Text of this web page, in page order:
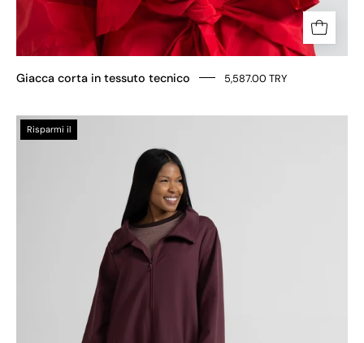
Giacca corta in tessuto tecnico 5,587.00 TRY
IN
TESSUTO
PUNTO
MILANO
Risparmi il